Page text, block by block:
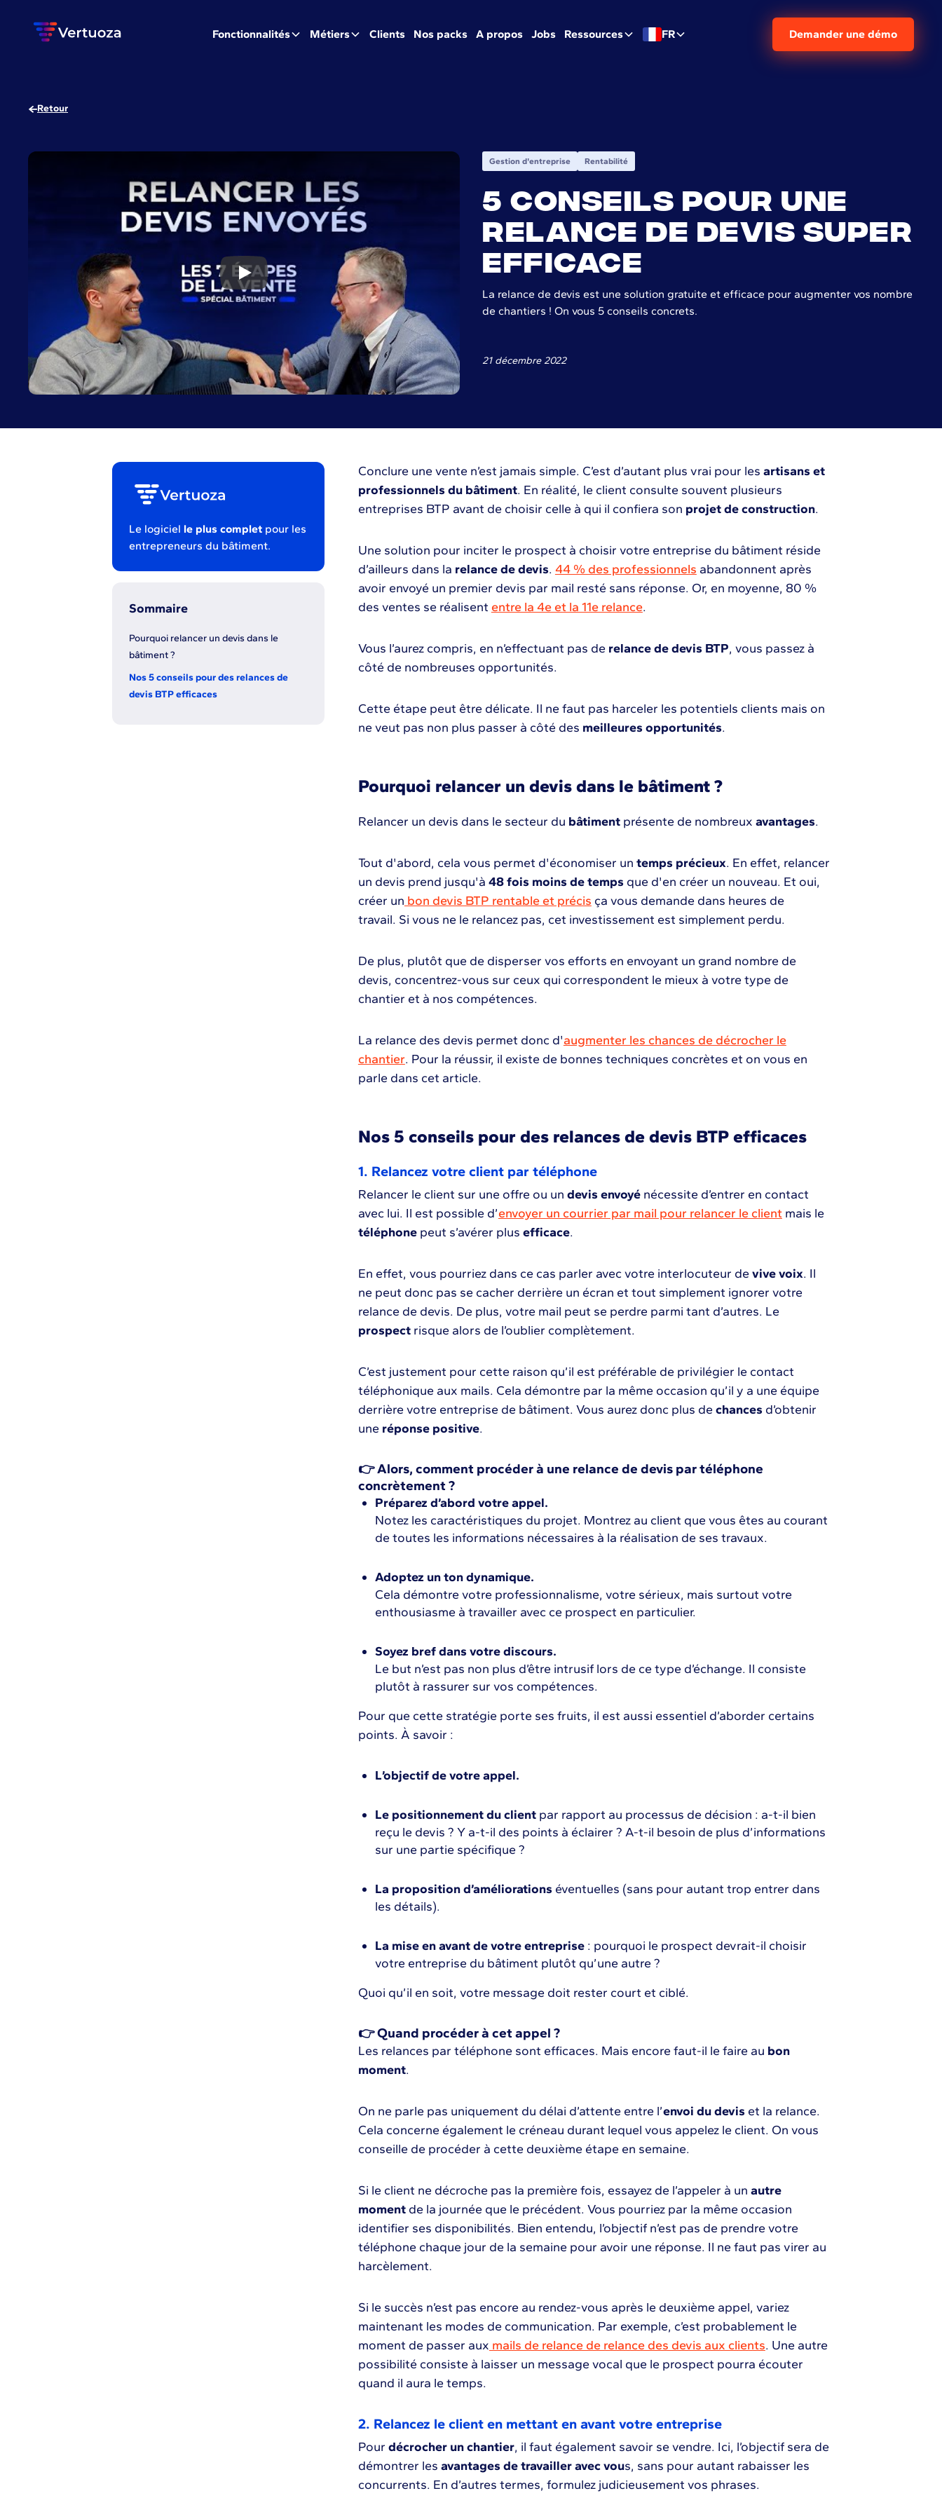
Fonctionnalités Métiers Clients Nos packs A propos Jobs Ressources FR Demander une démo
Retour
5 conseils pour une relance de devis super efficace
Gestion d'entreprise Rentabilité
5 conseils pour une
relance de devis super
efficace
La relance de devis est une solution gratuite et efficace pour augmenter vos nombre
de chantiers ! On vous 5 conseils concrets.
21 décembre 2022
Le logiciel le plus complet pour les
entrepreneurs du bâtiment.
Sommaire
Pourquoi relancer un devis dans le
bâtiment ?
Nos 5 conseils pour des relances de
devis BTP efficaces
Conclure une vente n’est jamais simple. C’est d’autant plus vrai pour les artisans et
professionnels du bâtiment. En réalité, le client consulte souvent plusieurs
entreprises BTP avant de choisir celle à qui il confiera son projet de construction.
Une solution pour inciter le prospect à choisir votre entreprise du bâtiment réside
d’ailleurs dans la relance de devis. 44 % des professionnels abandonnent après
avoir envoyé un premier devis par mail resté sans réponse. Or, en moyenne, 80 %
des ventes se réalisent entre la 4e et la 11e relance.
Vous l’aurez compris, en n’effectuant pas de relance de devis BTP, vous passez à
côté de nombreuses opportunités.
Cette étape peut être délicate. Il ne faut pas harceler les potentiels clients mais on
ne veut pas non plus passer à côté des meilleures opportunités.
Pourquoi relancer un devis dans le bâtiment ?
Relancer un devis dans le secteur du bâtimentprésente de nombreux avantages.
Tout d'abord, cela vous permet d'économiser un temps précieux. En effet, relancer
un devis prend jusqu'à 48 fois moins de temps que d'en créer un nouveau. Et oui,
créer un bon devis BTP rentable et précis ça vous demande dans heures de
travail. Si vous ne le relancez pas, cet investissement est simplement perdu.
De plus, plutôt que de disperser vos efforts en envoyant un grand nombre de
devis, concentrez-vous sur ceux qui correspondent le mieux à votre type de
chantier et à nos compétences.
La relance des devis permet donc d'augmenter les chances de décrocher le
chantier. Pour la réussir, il existe de bonnes techniques concrètes et on vous en
parle dans cet article.
Nos 5 conseils pour des relances de devis BTP efficaces
1. Relancez votre client par téléphone
Relancer le client sur une offre ou un devis envoyénécessite d’entrer en contact
avec lui. Il est possible d’envoyer un courrier par mail pour relancer le clientmais le
téléphonepeut s’avérer plus efficace.
En effet, vous pourriez dans ce cas parler avec votre interlocuteur de vive voix. Il
ne peut donc pas se cacher derrière un écran et tout simplement ignorer votre
relance de devis. De plus, votre mail peut se perdre parmi tant d’autres. Le
prospectrisque alors de l’oublier complètement.
C’est justement pour cette raison qu’il est préférable de privilégier le contact
téléphonique aux mails. Cela démontre par la même occasion qu’il y a une équipe
derrière votre entreprise de bâtiment. Vous aurez donc plus de chances d’obtenir
une réponse positive.
👉 Alors, comment procéder à une relance de devis par téléphone
concrètement ?
Préparez d’abord votre appel.
Notez les caractéristiques du projet. Montrez au client que vous êtes au courant
de toutes les informations nécessaires à la réalisation de ses travaux.
Adoptez un ton dynamique.
Cela démontre votre professionnalisme, votre sérieux, mais surtout votre
enthousiasme à travailler avec ce prospect en particulier.
Soyez bref dans votre discours.
Le but n’est pas non plus d’être intrusif lors de ce type d’échange. Il consiste
plutôt à rassurer sur vos compétences.
Pour que cette stratégie porte ses fruits, il est aussi essentiel d’aborder certains
points. À savoir :
L’objectif de votre appel.
Le positionnement du clientpar rapport au processus de décision : a-t-il bien
reçu le devis ? Y a-t-il des points à éclairer ? A-t-il besoin de plus d’informations
sur une partie spécifique ?
La proposition d’améliorations éventuelles (sans pour autant trop entrer dans
les détails).
La mise en avant de votre entreprise: pourquoi le prospect devrait-il choisir
votre entreprise du bâtiment plutôt qu’une autre ?
Quoi qu’il en soit, votre message doit rester court et ciblé.
👉 Quand procéder à cet appel ?
Les relances par téléphone sont efficaces. Mais encore faut-il le faire au bon
moment.
On ne parle pas uniquement du délai d’attente entre l’envoi du devis et la relance.
Cela concerne également le créneau durant lequel vous appelez le client. On vous
conseille de procéder à cette deuxième étape en semaine.
Si le client ne décroche pas la première fois, essayez de l’appeler à un autre
momentde la journée que le précédent. Vous pourriez par la même occasion
identifier ses disponibilités. Bien entendu, l’objectif n’est pas de prendre votre
téléphone chaque jour de la semaine pour avoir une réponse. Il ne faut pas virer au
harcèlement.
Si le succès n’est pas encore au rendez-vous après le deuxième appel, variez
maintenant les modes de communication. Par exemple, c’est probablement le
moment de passer aux mails de relance de relance des devis aux clients. Une autre
possibilité consiste à laisser un message vocal que le prospect pourra écouter
quand il aura le temps.
2. Relancez le client en mettant en avant votre entreprise
Pour décrocher un chantier, il faut également savoir se vendre. Ici, l’objectif sera de
démontrer les avantages de travailler avec vous, sans pour autant rabaisser les
concurrents. En d’autres termes, formulez judicieusement vos phrases.